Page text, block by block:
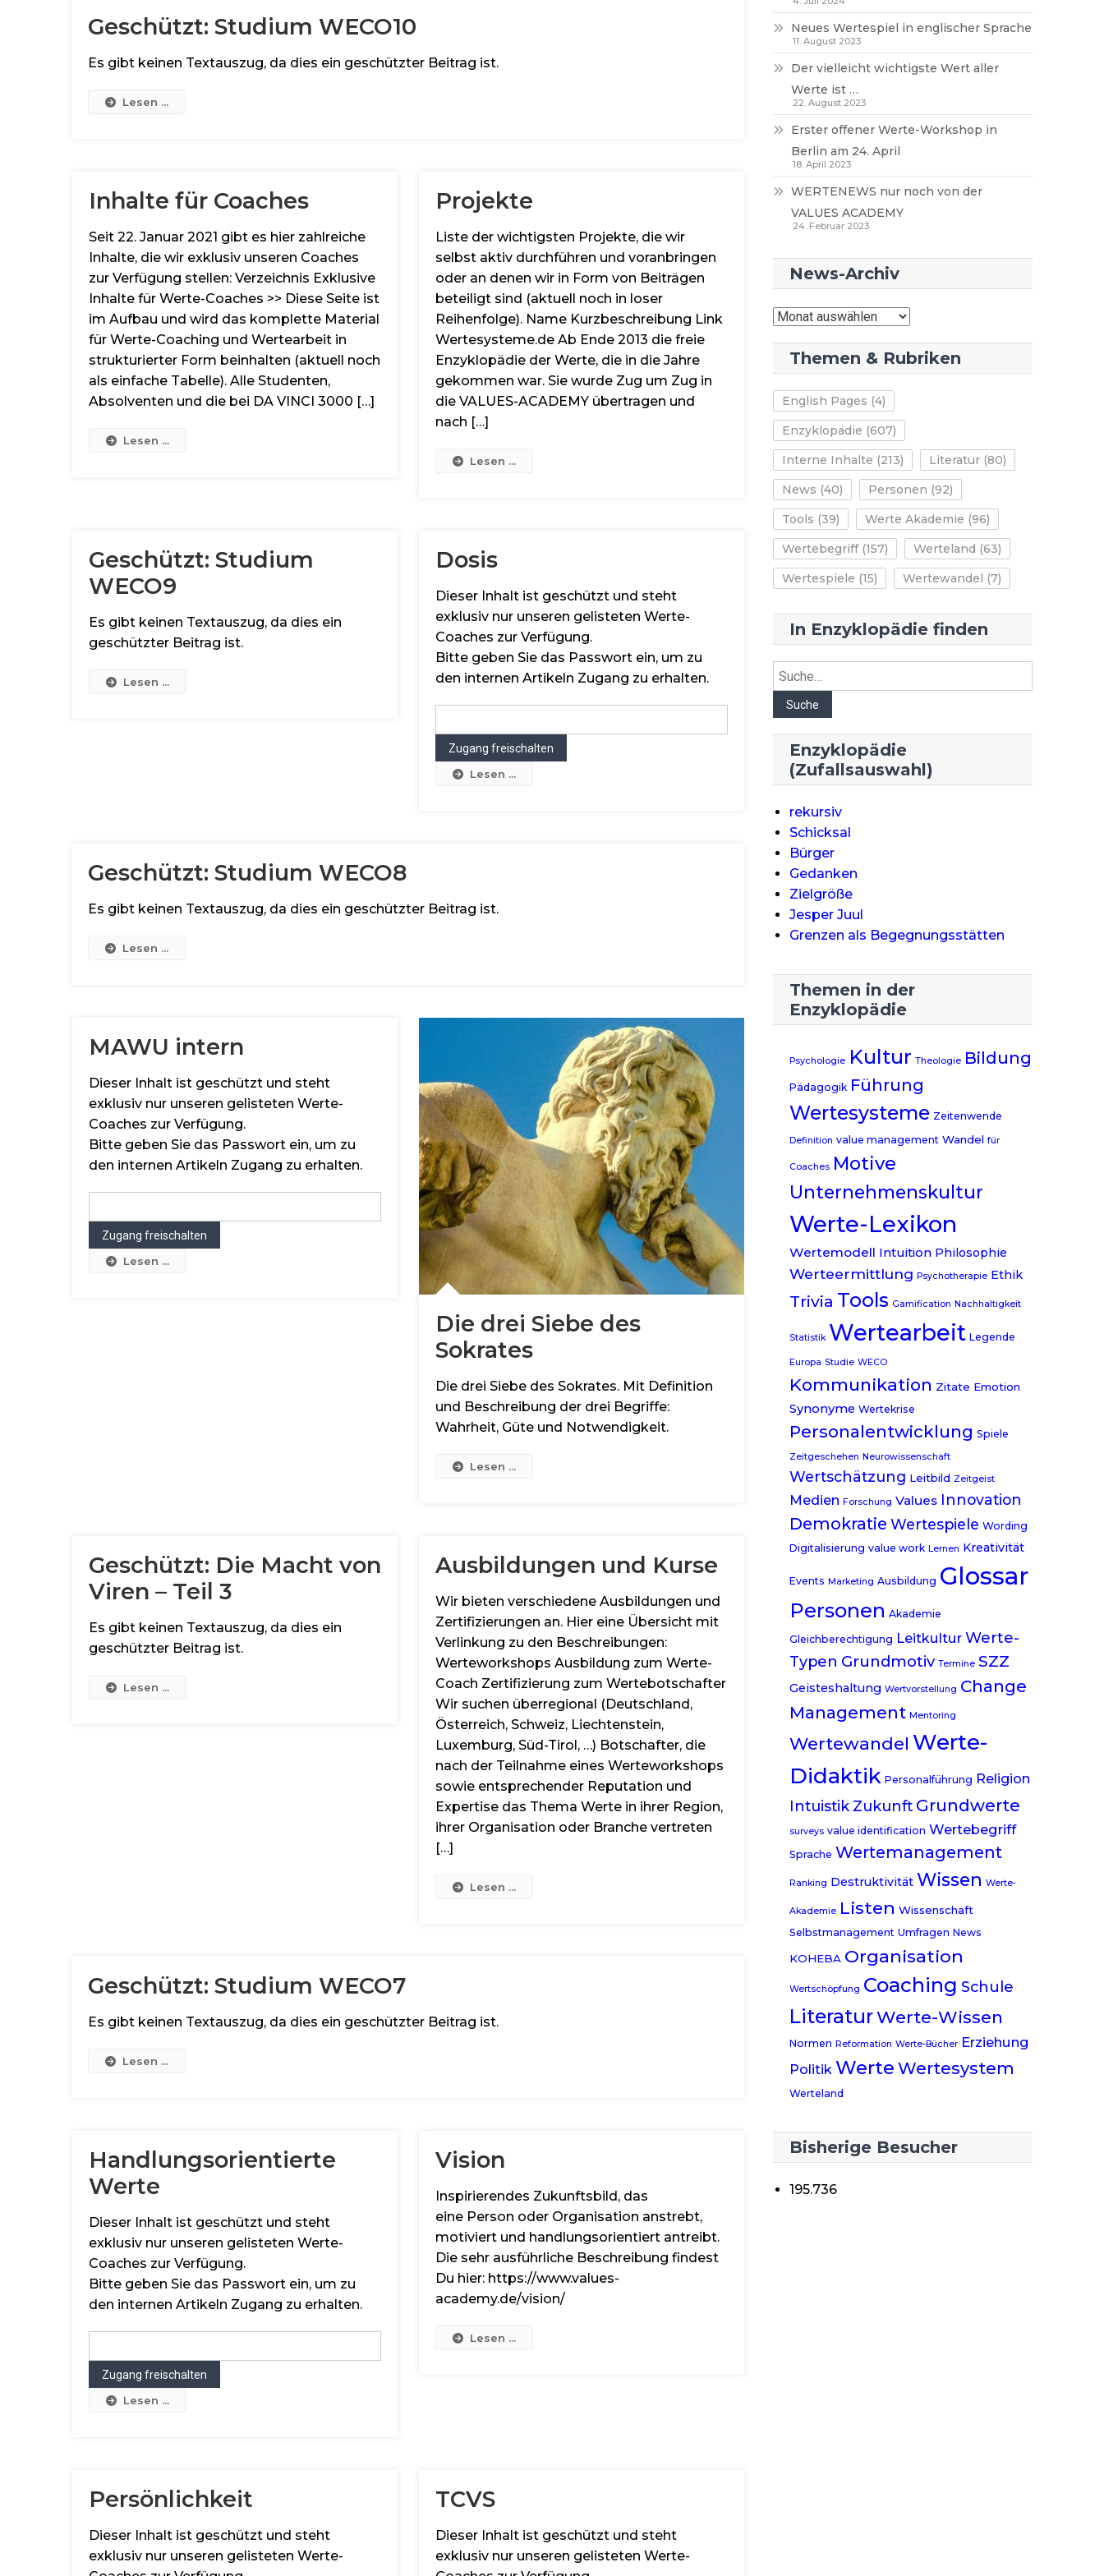
Geschützt: Studium WECO10
Es gibt keinen Textauszug, da dies ein geschützter Beitrag ist.
Lesen ...
Inhalte für Coaches
Seit 22. Januar 2021 gibt es hier zahlreiche
Inhalte, die wir exklusiv unseren Coaches
zur Verfügung stellen: Verzeichnis Exklusive
Inhalte für Werte-Coaches >> Diese Seite ist
im Aufbau und wird das komplette Material
für Werte-Coaching und Wertearbeit in
strukturierter Form beinhalten (aktuell noch
als einfache Tabelle). Alle Studenten,
Absolventen und die bei DA VINCI 3000 […]
Lesen ...
Projekte
Liste der wichtigsten Projekte, die wir
selbst aktiv durchführen und voranbringen
oder an denen wir in Form von Beiträgen
beteiligt sind (aktuell noch in loser
Reihenfolge). Name Kurzbeschreibung Link
Wertesysteme.de Ab Ende 2013 die freie
Enzyklopädie der Werte, die in die Jahre
gekommen war. Sie wurde Zug um Zug in
die VALUES-ACADEMY übertragen und
nach […]
Lesen ...
Geschützt: Studium
WECO9
Es gibt keinen Textauszug, da dies ein
geschützter Beitrag ist.
Lesen ...
Dosis
Dieser Inhalt ist geschützt und steht
exklusiv nur unseren gelisteten Werte-
Coaches zur Verfügung.
Bitte geben Sie das Passwort ein, um zu
den internen Artikeln Zugang zu erhalten.
Lesen ...
Geschützt: Studium WECO8
Es gibt keinen Textauszug, da dies ein geschützter Beitrag ist.
Lesen ...
MAWU intern
Dieser Inhalt ist geschützt und steht
exklusiv nur unseren gelisteten Werte-
Coaches zur Verfügung.
Bitte geben Sie das Passwort ein, um zu
den internen Artikeln Zugang zu erhalten.
Lesen ...
Die drei Siebe des
Sokrates
Die drei Siebe des Sokrates. Mit Definition
und Beschreibung der drei Begriffe:
Wahrheit, Güte und Notwendigkeit.
Lesen ...
Geschützt: Die Macht von
Viren – Teil 3
Es gibt keinen Textauszug, da dies ein
geschützter Beitrag ist.
Lesen ...
Ausbildungen und Kurse
Wir bieten verschiedene Ausbildungen und
Zertifizierungen an. Hier eine Übersicht mit
Verlinkung zu den Beschreibungen:
Werteworkshops Ausbildung zum Werte-
Coach Zertifizierung zum Wertebotschafter
Wir suchen überregional (Deutschland,
Österreich, Schweiz, Liechtenstein,
Luxemburg, Süd-Tirol, …) Botschafter, die
nach der Teilnahme eines Werteworkshops
sowie entsprechender Reputation und
Expertise das Thema Werte in ihrer Region,
ihrer Organisation oder Branche vertreten
[…]
Lesen ...
Geschützt: Studium WECO7
Es gibt keinen Textauszug, da dies ein geschützter Beitrag ist.
Lesen ...
Handlungsorientierte
Werte
Dieser Inhalt ist geschützt und steht
exklusiv nur unseren gelisteten Werte-
Coaches zur Verfügung.
Bitte geben Sie das Passwort ein, um zu
den internen Artikeln Zugang zu erhalten.
Lesen ...
Vision
Inspirierendes Zukunftsbild, das
eine Person oder Organisation anstrebt,
motiviert und handlungsorientiert antreibt.
Die sehr ausführliche Beschreibung findest
Du hier: https://www.values-
academy.de/vision/
Lesen ...
Persönlichkeit
Dieser Inhalt ist geschützt und steht
exklusiv nur unseren gelisteten Werte-
TCVS
Dieser Inhalt ist geschützt und steht
exklusiv nur unseren gelisteten Werte-
Neues Wertespiel in englischer Sprache
11. August 2023
Der vielleicht wichtigste Wert aller
Werte ist …
22. August 2023
Erster offener Werte-Workshop in
Berlin am 24. April
18. April 2023
WERTENEWS nur noch von der
VALUES ACADEMY
24. Februar 2023
News-Archiv
News-
Themen & Rubriken
English Pages (4)
Enzyklopädie (607)
Interne Inhalte (213) Literatur (80)
News (40) Personen (92)
Tools (39) Werte Akademie (96)
Wertebegriff(157) Werteland (63)
Wertespiele (15) Wertewandel (7)
In Enzyklopädie finden
Suche
Suche
Enzyklopädie
(Zufallsauswahl)
rekursiv
Schicksal
Bürger
Gedanken
Zielgröße
Jesper Juul
Grenzen als Begegnungsstätten
Themen in der
Enzyklopädie
Psychologie Kultur Theologie Bildung
Pädagogik Führung
Wertesysteme Zeitenwende
Definition value management Wandel für
Coaches Motive
Unternehmenskultur
Werte-Lexikon
Wertemodell Intuition Philosophie
Werteermittlung Psychotherapie Ethik
Trivia Tools Gamification Nachhaltigkeit
Statistik Wertearbeit Legende
Europa Studie WECO
Kommunikation Zitate Emotion
Synonyme Wertekrise
Personalentwicklung Spiele
Zeitgeschehen Neurowissenschaft
Wertschätzung Leitbild Zeitgeist
Medien Forschung Values Innovation
Demokratie Wertespiele Wording
Digitalisierung value work Lernen Kreativität
Events Marketing Ausbildung Glossar
Personen Akademie
Gleichberechtigung Leitkultur Werte-
Typen Grundmotiv Termine SZZ
Geisteshaltung Wertvorstellung Change
Management Mentoring
Wertewandel Werte-
Didaktik Personalführung Religion
Intuistik Zukunft Grundwerte
surveys value identification Wertebegriff
Sprache Wertemanagement
Ranking Destruktivität Wissen Werte-
Akademie Listen Wissenschaft
Selbstmanagement Umfragen News
KOHEBA Organisation
Wertschöpfung Coaching Schule
LiteraturWerte-Wissen
Normen Reformation Werte-Bücher Erziehung
Politik Werte Wertesystem
Werteland
Bisherige Besucher
195.736